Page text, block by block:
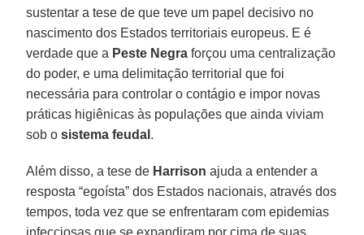
sustentar a tese de que teve um papel decisivo no
nascimento dos Estados territoriais europeus. E é
verdade que a Peste Negra forçou uma centralização
do poder, e uma delimitação territorial que foi
necessária para controlar o contágio e impor novas
práticas higiênicas às populações que ainda viviam
sob osistema feudal .
Além disso, a tese de Harrison ajuda a entender a
resposta “egoísta” dos Estados nacionais, através dos
tempos, toda vez que se enfrentaram com epidemias
infecciosas que se expandiram por cima de suas